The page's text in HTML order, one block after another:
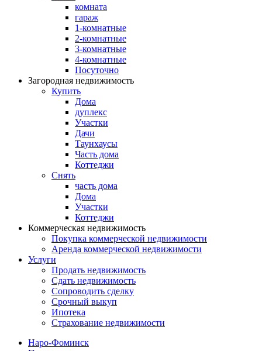
комната
гараж
1-комнатные
2-комнатные
3-комнатные
4-комнатные
Посуточно
Загородная недвижимость
Купить
Дома
дуплекс
Участки
Дачи
Таунхаусы
Часть дома
Коттеджи
Снять
часть дома
Дома
Участки
Коттеджи
Коммерческая недвижимость
Покупка коммерческой недвижимости
Аренда коммерческой недвижимости
Услуги
Продать недвижимость
Сдать недвижимость
Сопроводить сделку
Срочный выкуп
Ипотека
Страхование недвижимости
Наро-Фоминск